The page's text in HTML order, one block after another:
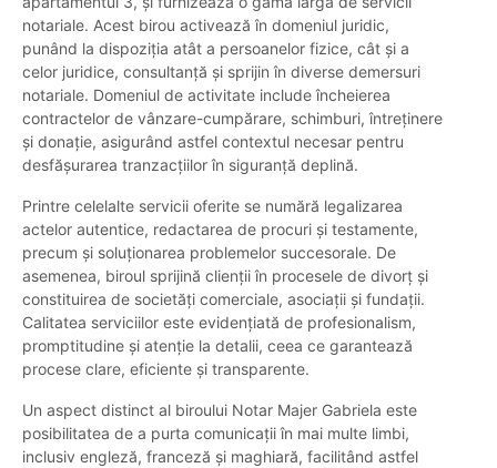
notariale. Acest birou activează în domeniul juridic,
punând la dispoziția atât a persoanelor fizice, cât și a
celor juridice, consultanță şi sprijin în diverse demersuri
notariale. Domeniul de activitate include încheierea
contractelor de vânzare-cumpărare, schimburi, întreţinere
şi donaţie, asigurând astfel contextul necesar pentru
desfăşurarea tranzacţiilor în siguranţă deplină.
Printre celelalte servicii oferite se numără legalizarea
actelor autentice, redactarea de procuri și testamente,
precum și soluționarea problemelor succesorale. De
asemenea, biroul sprijină clienţii în procesele de divorț și
constituirea de societăți comerciale, asociații şi fundaţii.
Calitatea serviciilor este evidențiată de profesionalism,
promptitudine şi atenţie la detalii, ceea ce garantează
procese clare, eficiente şi transparente.
Un aspect distinct al biroului Notar Majer Gabriela este
posibilitatea de a purta comunicații în mai multe limbi,
inclusiv engleză, franceză şi maghiară, facilitând astfel